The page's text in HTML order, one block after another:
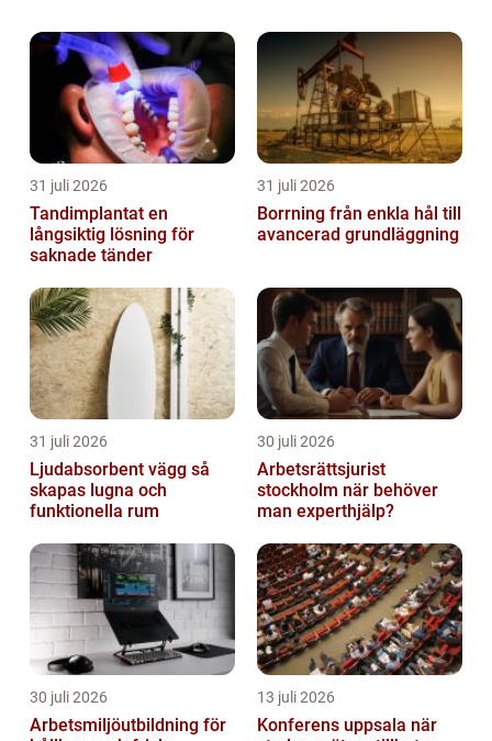
31 juli 2026
Tandimplantat en
långsiktig lösning för
saknade tänder
31 juli 2026
Borrning från enkla hål till
avancerad grundläggning
31 juli 2026
Ljudabsorbent vägg så
skapas lugna och
funktionella rum
30 juli 2026
Arbetsrättsjurist
stockholm när behöver
man experthjälp?
30 juli 2026
Arbetsmiljöutbildning för
13 juli 2026
Konferens uppsala när